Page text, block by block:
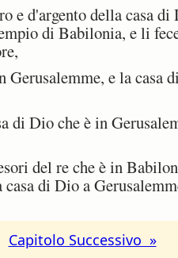
d'argento della casa di
di Babilonia, e li
e la casa
di Dio che è in
del re che è in
di Dio a
Capitolo Successivo »